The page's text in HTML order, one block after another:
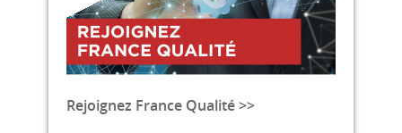
Rejoignez France Qualité >>